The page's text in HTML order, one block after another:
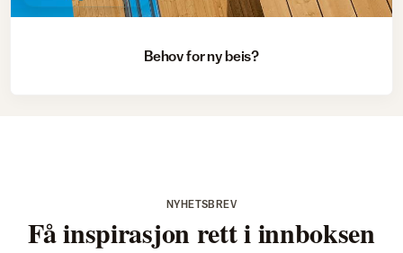
Behov for ny beis?
NYHETSBREV
Få inspirasjon rett i innboksen